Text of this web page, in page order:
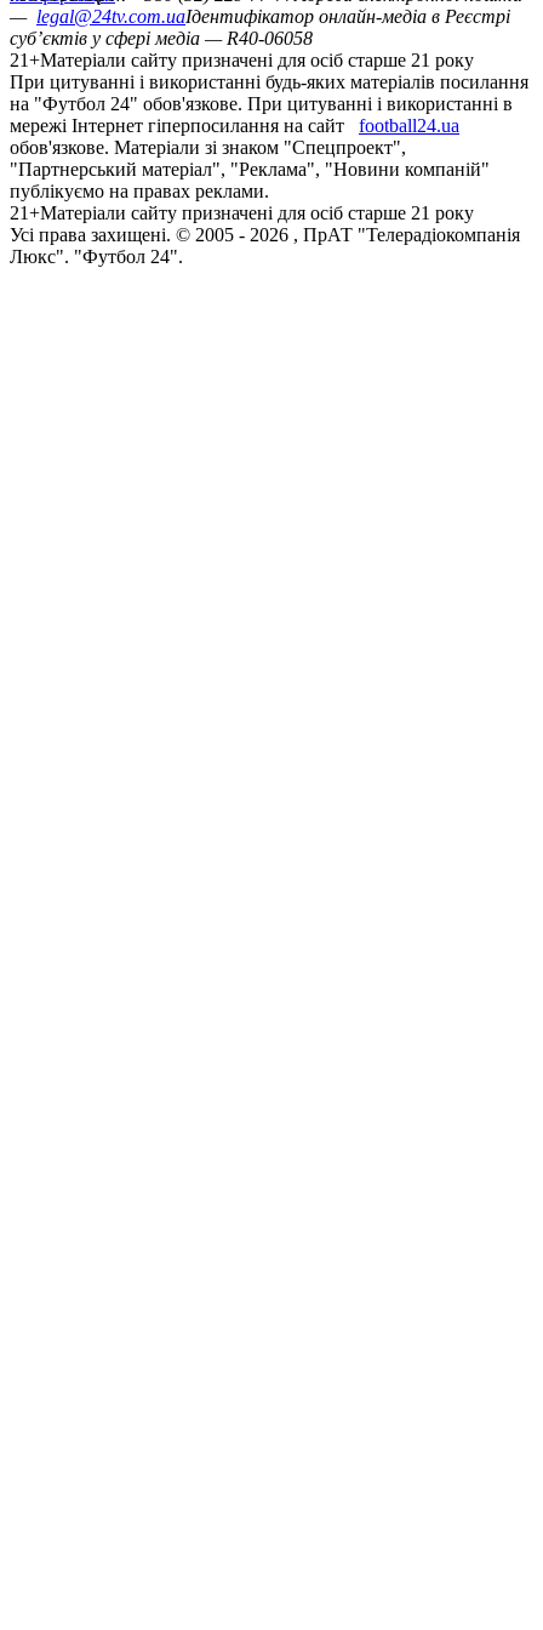
— legal@24tv.com.uaІдентифікатор онлайн-медіа в Реєстрі
суб’єктів у сфері медіа — R40-06058
21+Матеріали сайту призначені для осіб старше 21 року
При цитуванні і використанні будь-яких матеріалів посилання
на "Футбол 24" обов'язкове. При цитуванні і використанні в
мережі Інтернет гіперпосилання на сайт
football24.ua
обов'язкове. Матеріали зі знаком "Спецпроект",
"Партнерський матеріал", "Реклама", "Новини компаній"
публікуємо на правах реклами.
21+Матеріали сайту призначені для осіб старше 21 року
Усi права захищенi. © 2005 - 2026 , ПрАТ "Телерадіокомпанія
Люкс". "Футбол 24".